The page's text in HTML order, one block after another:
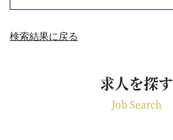
検索結果に戻る
求人を探す
Job Search